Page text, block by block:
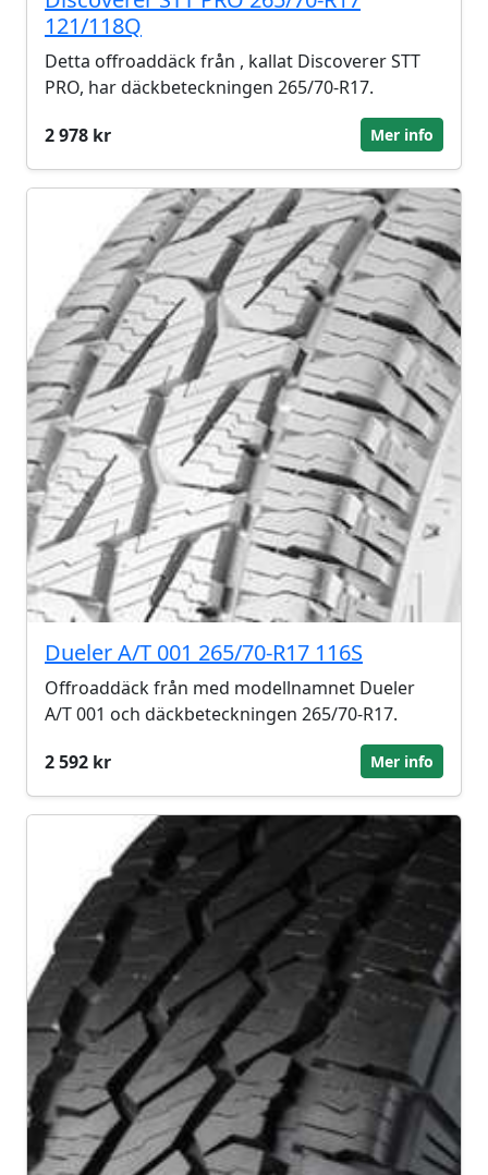
121/118Q
Detta offroaddäck från , kallat Discoverer STT
PRO, har däckbeteckningen 265/70-R17.
2 978 kr
Mer info
Dueler A/T 001 265/70-R17 116S
Offroaddäck från med modellnamnet Dueler
A/T 001 och däckbeteckningen 265/70-R17.
2 592 kr
Mer info